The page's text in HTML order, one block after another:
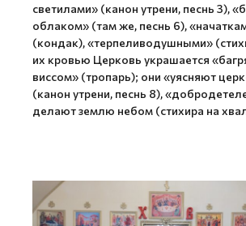
светилами» (канон утрени, песнь 3),
облаком» (там же, песнь 6),
(кондак), «терпеливодушными»
их кровью Церковь украшается
виссом» (тропарь); они «уясняют
(канон утрени, песнь 8),
делают землю небом (стихира на